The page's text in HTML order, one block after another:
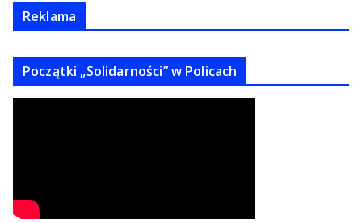
Reklama
Początki „Solidarności” w Policach